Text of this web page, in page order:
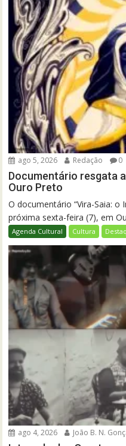
ago 5, 2026 Redação 0
Documentário resgata
Ouro Preto
O documentário “Vira-Saia: o
próxima sexta-feira (7), em
Agenda Cultural Cultura
ago 4, 2026 João B. N.